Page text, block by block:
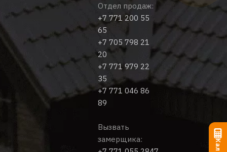
Отдел продаж:
+7 771 200 55
65
+7 705 798 21
20
+7 771 979 22
35
+7 771 046 86
89
Вызвать
замерщика: